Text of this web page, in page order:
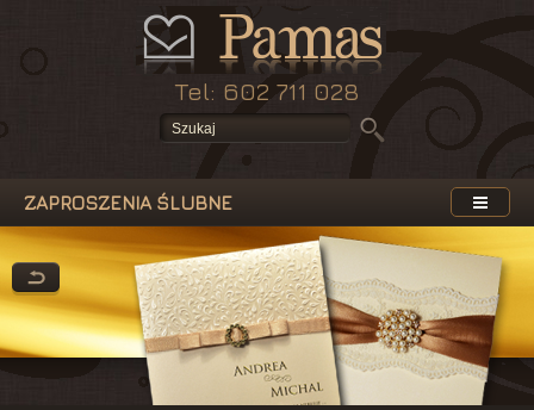
Tel: 602 711 028
ZAPROSZENIA ŚLUBNE